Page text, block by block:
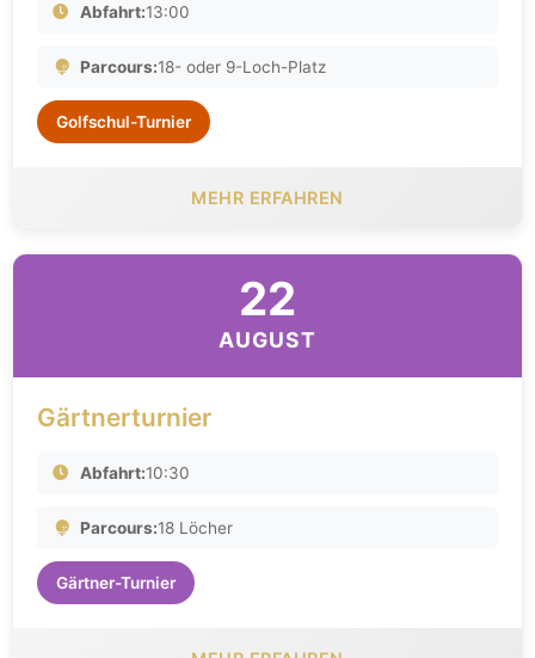
Abfahrt:13:00
Parcours:18- oder 9-Loch-Platz
Golfschul-Turnier
MEHR ERFAHREN
22
AUGUST
Gärtnerturnier
Abfahrt:10:30
Parcours:18 Löcher
Gärtner-Turnier